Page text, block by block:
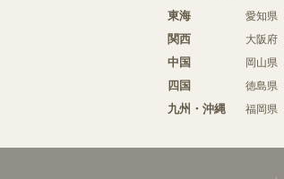
東海 愛知県
関西 大阪府
中国 岡山県
四国 徳島県
九州・沖縄 福岡県